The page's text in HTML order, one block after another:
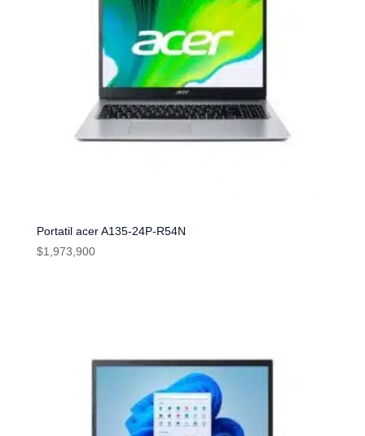
Portatil acer A135-24P-R54N
$1,973,900